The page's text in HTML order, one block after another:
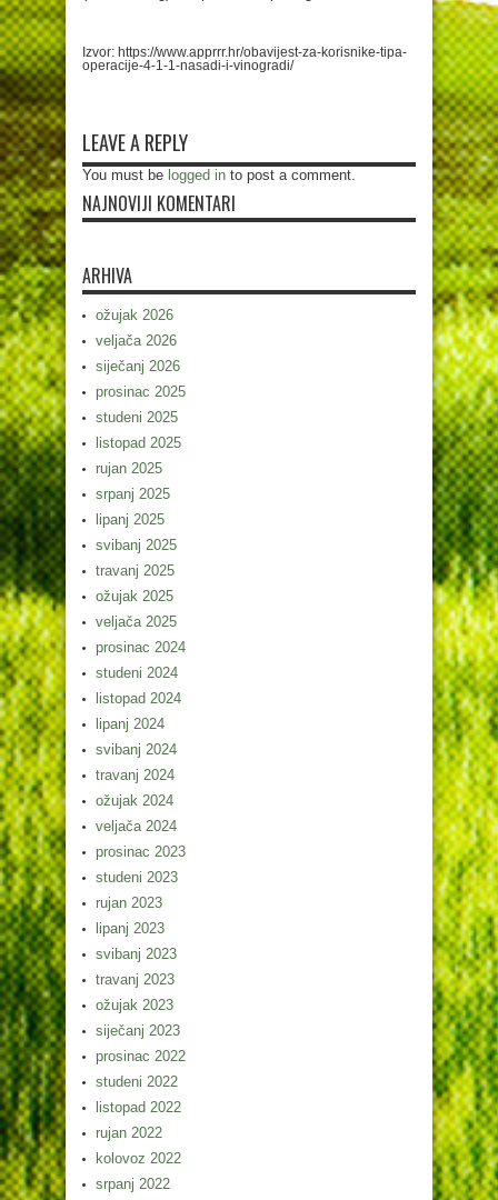
Izvor: https://www.apprrr.hr/obavijest-za-korisnike-tipa-
operacije-4-1-1-nasadi-i-vinogradi/
LEAVE A REPLY
You must be logged in to post a comment.
NAJNOVIJI KOMENTARI
ARHIVA
ožujak 2026
veljača 2026
siječanj 2026
prosinac 2025
studeni 2025
listopad 2025
rujan 2025
srpanj 2025
lipanj 2025
svibanj 2025
travanj 2025
ožujak 2025
veljača 2025
prosinac 2024
studeni 2024
listopad 2024
lipanj 2024
svibanj 2024
travanj 2024
ožujak 2024
veljača 2024
prosinac 2023
studeni 2023
rujan 2023
lipanj 2023
svibanj 2023
travanj 2023
ožujak 2023
siječanj 2023
prosinac 2022
studeni 2022
listopad 2022
rujan 2022
kolovoz 2022
srpanj 2022